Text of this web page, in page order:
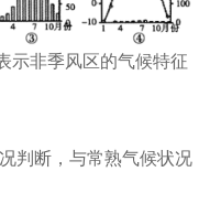
示非季风区的气候特征
判断，与常熟气候状况